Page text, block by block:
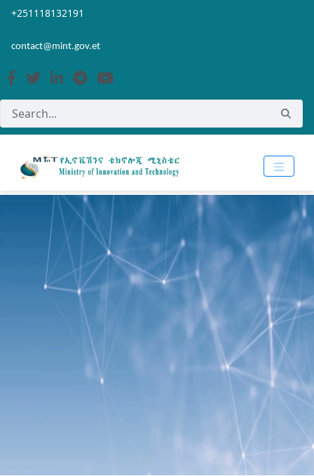
Skip to Main Content
Open Accessibility Menu
+251118132191
contact@mint.gov.et